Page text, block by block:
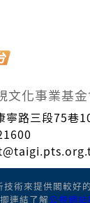
文化事業基
寧路三段75巷
Service
術來提供閣較好
連結了解公視網